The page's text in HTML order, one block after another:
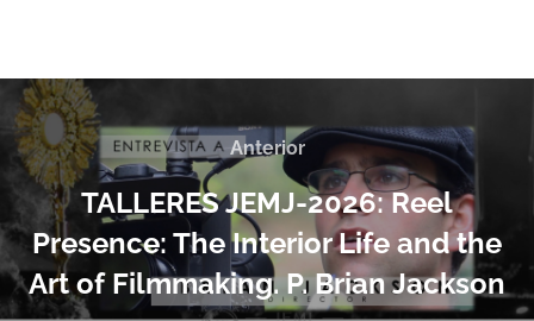
Anterior
TALLERES JEMJ-2026: Reel
Presence: The Interior Life and the
Art of Filmmaking. P. Brian Jackson